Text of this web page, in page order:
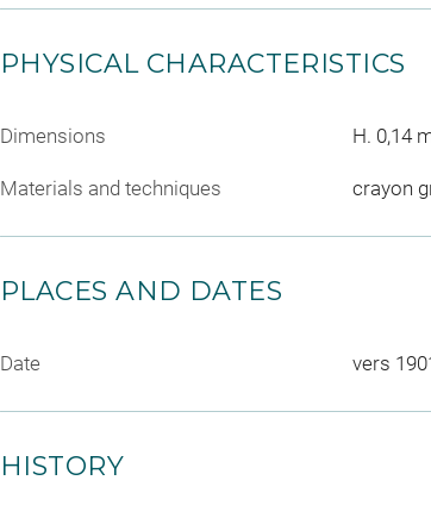
PHYSICAL CHARACTERISTICS
Dimensions H. 0,14
Materials and techniques crayon
PLACES AND DATES
Date vers
HISTORY